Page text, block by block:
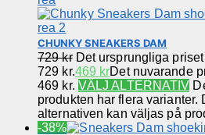
CHUNKY SNEAKERS DAM
729kr Det ursprungliga priset
729 kr.469 krDet nuvarande
469 kr. VÄLJ ALTERNATIV
produkten har flera varianter.
alternativen kan väljas på
-38%